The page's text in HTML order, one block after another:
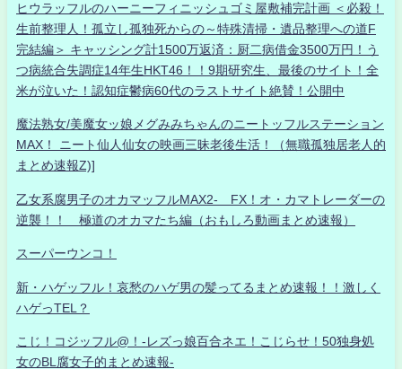
ヒウラッフルのハーニーフィニッシュゴミ屋敷補完計画 ＜必殺！
生前整理人！孤立し孤独死からの～特殊清掃・遺品整理への道F
完結編＞ キャッシング計1500万返済：厨二病借金3500万円！う
つ病統合失調症14年生HKT46！！9期研究生、最後のサイト！全
米が泣いた！認知症鬱病60代のラストサイト絶賛！公開中
魔法熟女/美魔女ッ娘メグみみちゃんのニートッフルステーション
MAX！ ニート仙人仙女の映画三昧老後生活！（無職孤独居老人的
まとめ速報Z)]
乙女系腐男子のオカマッフルMAX2- FX！オ・カマトレーダーの
逆襲！！ 極道のオカマたち編（おもしろ動画まとめ速報）
スーパーウンコ！
新・ハゲッフル！哀愁のハゲ男の髪ってるまとめ速報！！激しく
ハゲっTEL？
こじ！コジッフル@！-レズっ娘百合ネエ！こじらせ！50独身処
女のBL腐女子的まとめ速報-